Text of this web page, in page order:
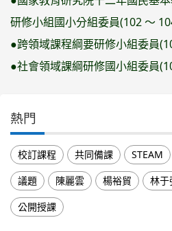
研修小組國小分組委員(102 ～
●跨領域課程綱要研修小組委員
●社會領域課綱研修國小組委員
熱門
校訂課程 共同備課 STEAM
議題
陳麗雲 楊裕貿 林于
公開授課